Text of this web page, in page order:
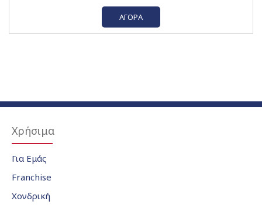
ΑΓΟΡΆ
Χρήσιμα
Για Εμάς
Franchise
Χονδρική